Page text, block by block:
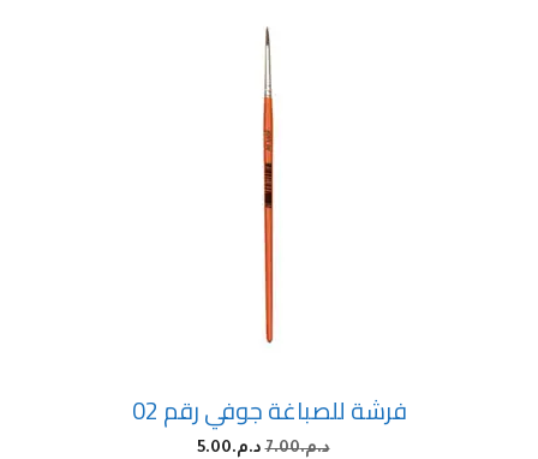
فرشة للصباغة جوفي رقم 02
د.م.7.00 د.م.5.00